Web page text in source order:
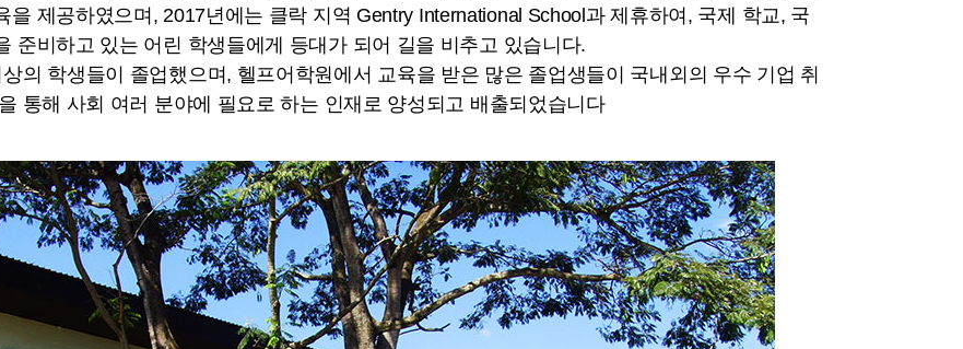
을 제공하였으며, 2017년에는 클락 지역 Gentry International School과 제휴하여, 국제 학교, 국
준비하고 있는 어린 학생들에게 등대가 되어 길을 비추고 있습니다.
의 학생들이 졸업했으며, 헬프어학원에서 교육을 받은 많은 졸업생들이 국내외의 우수 기업 취
통해 사회 여러 분야에 필요로 하는 인재로 양성되고 배출되었습니다